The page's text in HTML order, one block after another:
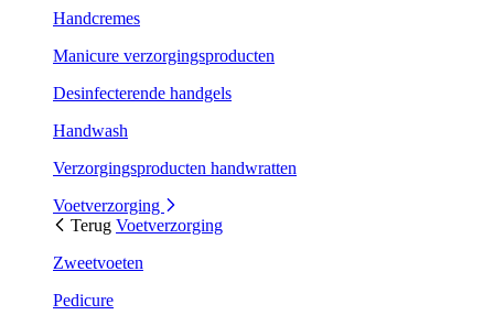
Handcremes
Manicure verzorgingsproducten
Desinfecterende handgels
Handwash
Verzorgingsproducten handwratten
Voetverzorging
Terug Voetverzorging
Zweetvoeten
Pedicure